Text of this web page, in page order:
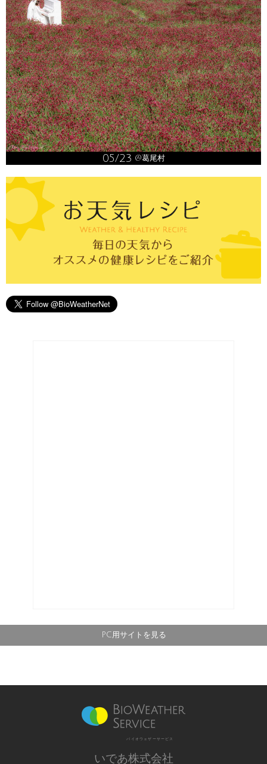
05/23 @葛尾村
PC用サイトを見る
バイオウェザーサービス
いであ株式会社